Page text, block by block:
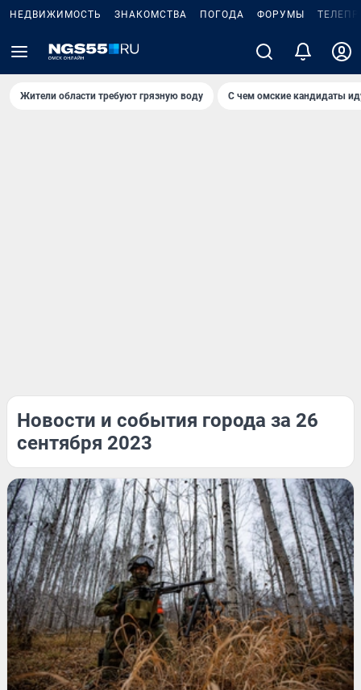
НЕДВИЖИМОСТЬ ЗНАКОМСТВА ПОГОДА ФОРУМЫ
Жители области требуют грязную воду С чем омские кандидаты
Новости и события города за 26
сентября 2023